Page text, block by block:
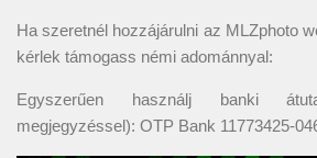
Ha szeretnél hozzájárulni az MLZphoto
kérlek támogass némi adománnyal:
Egyszerűen használj banki
megjegyzéssel): OTP Bank 11773425-